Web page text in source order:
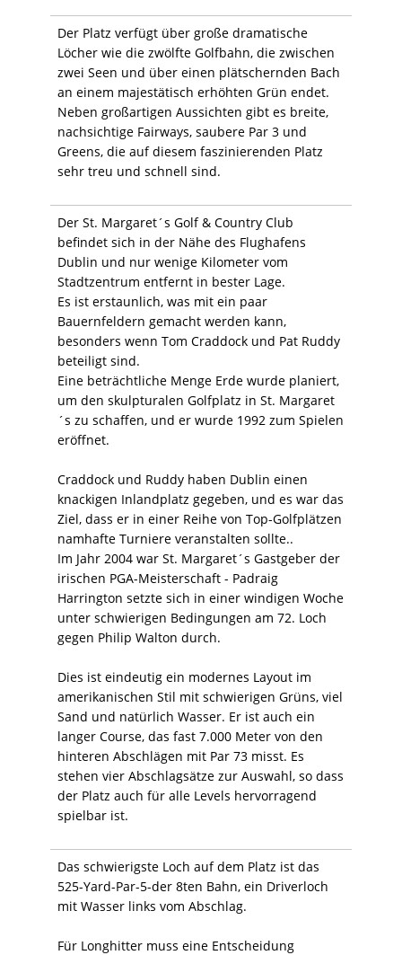
Der Platz verfügt über große dramatische
Löcher wie die zwölfte Golfbahn, die zwischen
zwei Seen und über einen plätschernden Bach
an einem majestätisch erhöhten Grün endet.
Neben großartigen Aussichten gibt es breite,
nachsichtige Fairways, saubere Par 3 und
Greens, die auf diesem faszinierenden Platz
sehr treu und schnell sind.
Der St. Margaret´s Golf & Country Club
befindet sich in der Nähe des Flughafens
Dublin und nur wenige Kilometer vom
Stadtzentrum entfernt in bester Lage.
Es ist erstaunlich, was mit ein paar
Bauernfeldern gemacht werden kann,
besonders wenn Tom Craddock und Pat Ruddy
beteiligt sind.
Eine beträchtliche Menge Erde wurde planiert,
um den skulpturalen Golfplatz in St. Margaret
´s zu schaffen, und er wurde 1992 zum Spielen
eröffnet.
Craddock und Ruddy haben Dublin einen
knackigen Inlandplatz gegeben, und es war das
Ziel, dass er in einer Reihe von Top-Golfplätzen
namhafte Turniere veranstalten sollte..
Im Jahr 2004 war St. Margaret´s Gastgeber der
irischen PGA-Meisterschaft - Padraig
Harrington setzte sich in einer windigen Woche
unter schwierigen Bedingungen am 72. Loch
gegen Philip Walton durch.
Dies ist eindeutig ein modernes Layout im
amerikanischen Stil mit schwierigen Grüns, viel
Sand und natürlich Wasser. Er ist auch ein
langer Course, das fast 7.000 Meter von den
hinteren Abschlägen mit Par 73 misst. Es
stehen vier Abschlagsätze zur Auswahl, so dass
der Platz auch für alle Levels hervorragend
spielbar ist.
Das schwierigste Loch auf dem Platz ist das
525-Yard-Par-5-der 8ten Bahn, ein Driverloch
mit Wasser links vom Abschlag.
Für Longhitter muss eine Entscheidung